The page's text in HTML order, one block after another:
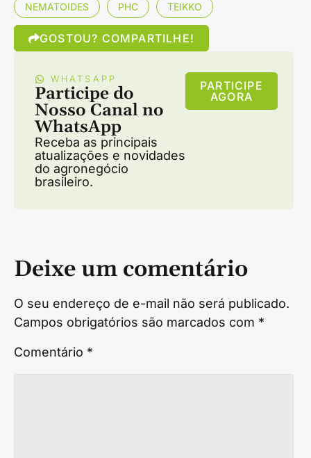
NEMATOIDES PHC TEIKKO
GOSTOU? COMPARTILHE!
WHATSAPP
Participe do
Nosso Canal no
WhatsApp
Receba as principais
atualizações e novidades
do agronegócio
brasileiro.
PARTICIPE
AGORA
Deixe um comentário
O seu endereço de e-mail não será publicado.
Campos obrigatórios são marcados com *
Comentário *